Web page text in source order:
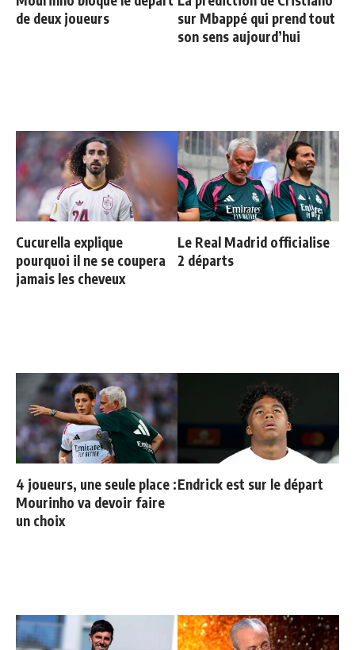
de deux joueurs
sur Mbappé qui prend tout
son sens aujourd’hui
Cucurella explique
pourquoi il ne se coupera
jamais les cheveux
Le Real Madrid officialise
2 départs
4 joueurs, une seule place :
Mourinho va devoir faire
un choix
Endrick est sur le départ